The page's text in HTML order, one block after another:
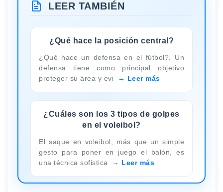
LEER TAMBIÉN
¿Qué hace la posición central?
¿Qué hace un defensa en el fútbol?. Un
defensa tiene como principal objetivo
proteger su área y evi
Leer más
¿Cuáles son los 3 tipos de golpes
en el voleibol?
El saque en voleibol, más que un simple
gesto para poner en juego el balón, es
una técnica sofistica
Leer más